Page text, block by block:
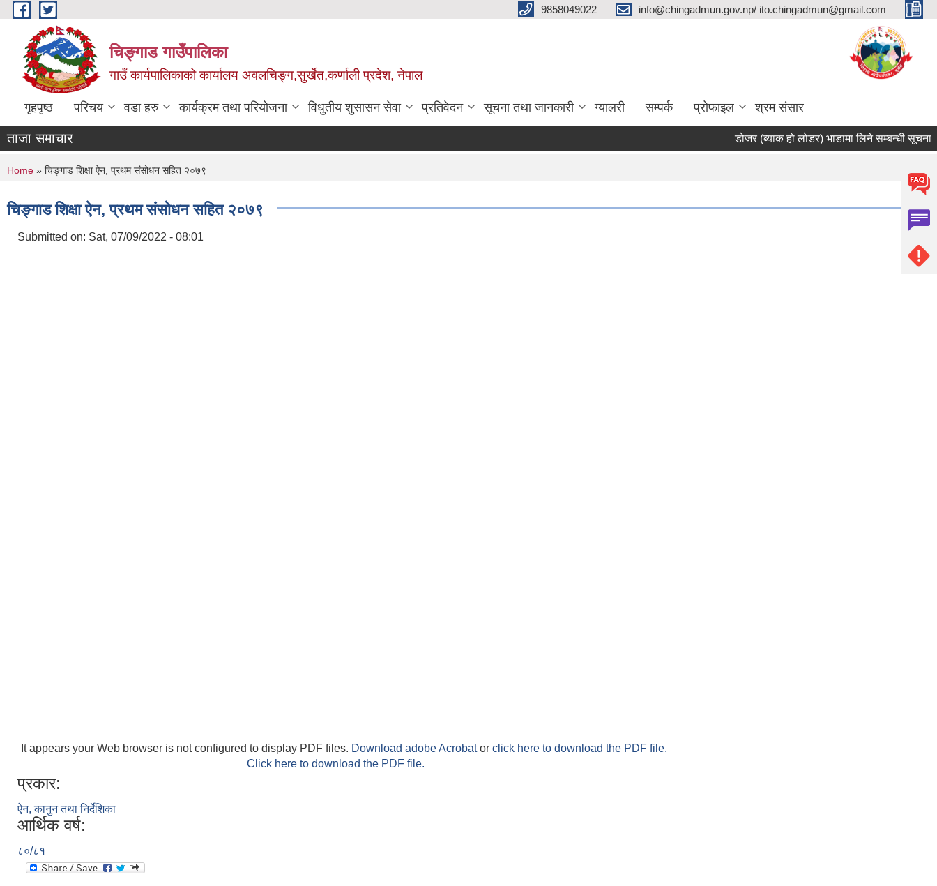
Skip to main content 9858049022 info@chingadmun.gov.np/ ito.chingadmun@gmail.com
चिङ्गाड गाउँपालिका
गाउँ कार्यपालिकाको कार्यालय अवलचिङ्ग,सुर्खेत,कर्णाली प्रदेश, नेपाल
गृहपृष्ठ परिचय वडा हरु कार्यक्रम तथा परियोजना विधुतीय शुसासन सेवा प्रतिवेदन सूचना तथा जानकारी ग्यालरी सम्पर्क प्रोफाइल श्रम संसार
ताजा समाचार डोजर (ब्याक हो लोडर) भाडामा लिने सम्बन्धी सूचना ।
You are here
Home » चिङ्गाड शिक्षा ऐन, प्रथम संसोधन सहित २०७९
चिङ्गाड शिक्षा ऐन, प्रथम संसोधन सहित २०७९
Submitted on: Sat, 07/09/2022 - 08:01
It appears your Web browser is not configured to display PDF files. Download adobe Acrobator click here to download the PDF file.
Click here to download the PDF file.
प्रकार:
ऐन, कानुन तथा निर्देशिका
आर्थिक वर्ष:
८०/८१